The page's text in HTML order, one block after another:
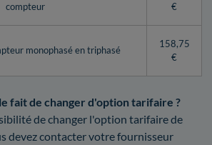
compteur
€
monophasé en triphasé
158,75
€
fait de changer d'option tarifaire ?
de changer l'option tarifaire de
devez contacter votre fournisseur